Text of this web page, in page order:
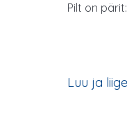
Pilt on
Luu ja